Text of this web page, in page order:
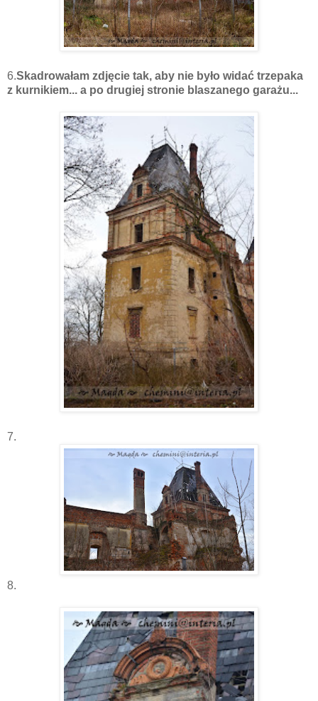
6.Skadrowałam zdjęcie tak, aby nie było widać trzepaka
z kurnikiem... a po drugiej stronie blaszanego garażu...
7.
8.